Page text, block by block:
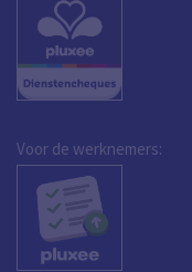
Voor de werknemers: